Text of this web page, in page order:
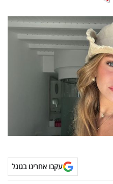
עקבו אחרינו בגוגל